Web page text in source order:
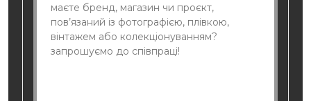
маєте бренд, магазин чи проєкт,
пов’язаний із фотографією, плівкою,
вінтажем або колекціонуванням?
запрошуємо до співпраці!